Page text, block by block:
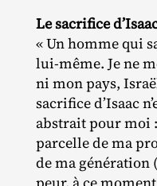
Le sacrifice
« Un homme qui
lui‐​même. Je ne
ni mon pays,
sacrifice d’Isaac
abstrait pour moi
parcelle de ma
de ma génération